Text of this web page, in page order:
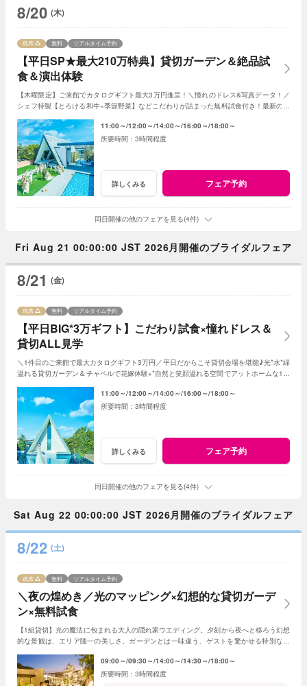
8/20 (木)
【平日SP★最大210万特典】貸切ガーデン＆絶品試
食＆演出体験
残席 無料 リアルタイム予約
【木曜限定】ご来館でカタログギフト最大3万円進呈！＼憧れのドレス&写真データ！／
シェフ特製【とろける和牛×季節野菜】などこだわりが詰まった無料試食付き！最新のマ
11:00～ 12:00～ 14:00～ 16:00～ 18:00～
3時間程度
詳しくみる フェア予約
同日開催の他のフェアを見る(4件)
Fri Aug 21 00:00:00 JST 2026月開催のブライダルフェア
8/21 (金)
【平日BIG*3万ギフト】こだわり試食×憧れドレス＆
貸切ALL見学
残席 無料 リアルタイム予約
＼1件目のご来館で最大カタログギフト3万円／平日だからこそ貸切会場を堪能♪光*水*緑
溢れる貸切ガーデン＆チャペルで花嫁体験+*自然と笑顔溢れる空間でアットホームな1日
11:00～ 12:00～ 14:00～ 16:00～ 18:00～
3時間程度
詳しくみる フェア予約
同日開催の他のフェアを見る(4件)
Sat Aug 22 00:00:00 JST 2026月開催のブライダルフェア
8/22 (土)
＼夜の煌めき／光のマッピング×幻想的な貸切ガーデ
ン×無料試食
残席 無料 リアルタイム予約
【1組貸切】光の魔法に包まれる大人の隠れ家ウエディング。夕刻から夜へと移ろう幻想
的な景観は、エリア随一の美しさ。ガーデンとは一味違う、ゲストを驚かせる特別な光
09:00～ 09:30～ 14:00～ 14:30～ 18:00～
3時間程度